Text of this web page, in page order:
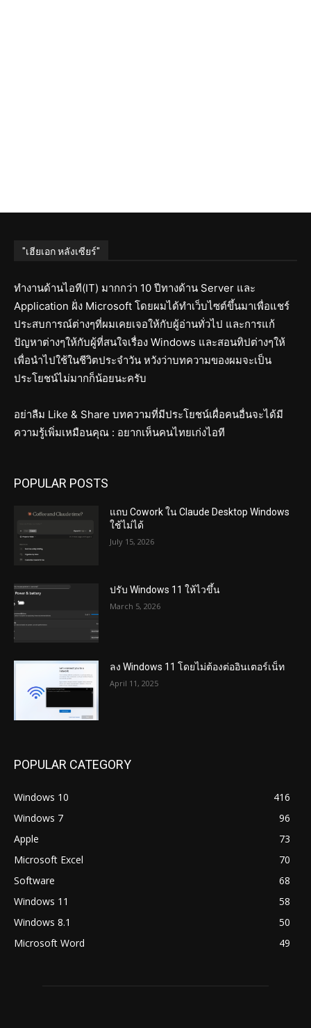
"เฮียเอก หลังเซียร์"
ทำงานด้านไอที(IT) มากกว่า 10 ปีทางด้าน Server และ
Application ฝั่ง Microsoft โดยผมได้ทำเว็บไซต์ขึ้นมาเพื่อแชร์
ประสบการณ์ต่างๆที่ผมเคยเจอให้กับผู้อ่านทั่วไป และการแก้
ปัญหาต่างๆให้กับผู้ที่สนใจเรื่อง Windows และสอนทิปต่างๆให้
เพื่อนำไปใช้ในชีวิตประจำวัน หวังว่าบทความของผมจะเป็น
ประโยชน์ไม่มากก็น้อยนะครับ
อย่าลืม Like & Share บทความที่มีประโยชน์เผื่อคนอื่นจะได้มี
ความรู้เพิ่มเหมือนคุณ : อยากเห็นคนไทยเก่งไอที
POPULAR POSTS
แถบ Cowork ใน Claude Desktop Windows
ใช้ไม่ได้
July 15, 2026
ปรับ Windows 11 ให้ไวขึ้น
March 5, 2026
ลง Windows 11 โดยไม่ต้องต่ออินเตอร์เน็ท
April 11, 2025
POPULAR CATEGORY
Windows 10
416
Windows 7
96
Apple
73
Microsoft Excel
70
Software
68
Windows 11
58
Windows 8.1
50
Microsoft Word
49